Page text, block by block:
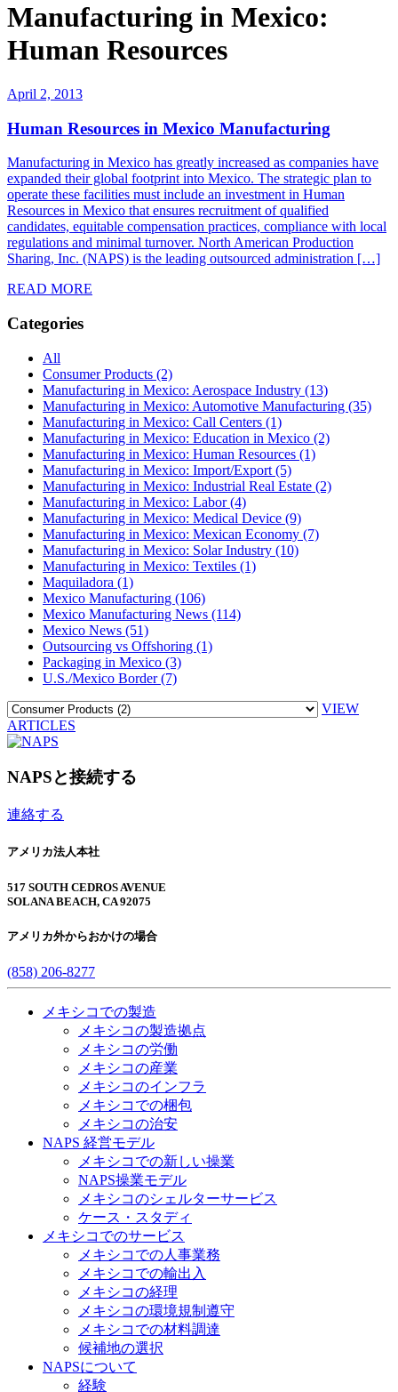
Manufacturing in Mexico:
Human Resources
April 2, 2013
Human Resources in Mexico Manufacturing
Manufacturing in Mexico has greatly increased as companies have
expanded their global footprint into Mexico. The strategic plan to
operate these facilities must include an investment in Human
Resources in Mexico that ensures recruitment of qualified
candidates, equitable compensation practices, compliance with local
regulations and minimal turnover. North American Production
Sharing, Inc. (NAPS) is the leading outsourced administration […]
READ MORE
Categories
All
Consumer Products (2)
Manufacturing in Mexico: Aerospace Industry (13)
Manufacturing in Mexico: Automotive Manufacturing (35)
Manufacturing in Mexico: Call Centers (1)
Manufacturing in Mexico: Education in Mexico (2)
Manufacturing in Mexico: Human Resources (1)
Manufacturing in Mexico: Import/Export (5)
Manufacturing in Mexico: Industrial Real Estate (2)
Manufacturing in Mexico: Labor (4)
Manufacturing in Mexico: Medical Device (9)
Manufacturing in Mexico: Mexican Economy (7)
Manufacturing in Mexico: Solar Industry (10)
Manufacturing in Mexico: Textiles (1)
Maquiladora (1)
Mexico Manufacturing (106)
Mexico Manufacturing News (114)
Mexico News (51)
Outsourcing vs Offshoring (1)
Packaging in Mexico (3)
U.S./Mexico Border (7)
VIEW
ARTICLES
NAPSと接続する
連絡する
アメリカ法人本社
517 SOUTH CEDROS AVENUE
SOLANA BEACH, CA 92075
アメリカ外からおかけの場合
(858) 206-8277
メキシコでの製造
メキシコの製造拠点
メキシコの労働
メキシコの産業
メキシコのインフラ
メキシコでの梱包
メキシコの治安​
NAPS 経営モデル
メキシコでの新しい操業
NAPS操業モデル
メキシコのシェルターサービス
ケース・スタディ
メキシコでのサービス
メキシコでの人事業務
メキシコでの輸出入
メキシコの経理
メキシコの環境規制遵守
メキシコでの材料調達
候補地の選択
NAPSについて
経験